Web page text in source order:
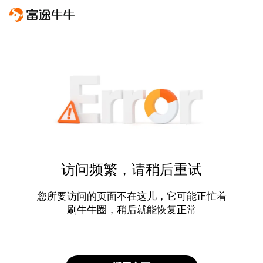
访问频繁，请稍后重试
您所要访问的页面不在这儿，它可能正忙着
刷牛牛圈，稍后就能恢复正常